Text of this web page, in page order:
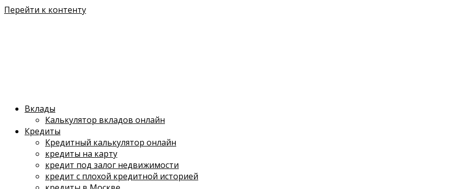
Перейти к контенту
Вклады
Калькулятор вкладов онлайн
Кредиты
Кредитный калькулятор онлайн
кредиты на карту
кредит под залог недвижимости
кредит с плохой кредитной историей